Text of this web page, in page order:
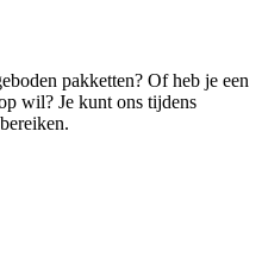
pakketten? Of heb je een
wil? Je kunt ons tijdens